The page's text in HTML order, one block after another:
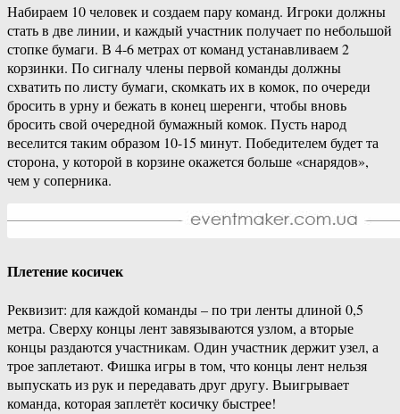
Набираем 10 человек и создаем пару команд. Игроки должны
стать в две линии, и каждый участник получает по небольшой
стопке бумаги. В 4-6 метрах от команд устанавливаем 2
корзинки. По сигналу члены первой команды должны
схватить по листу бумаги, скомкать их в комок, по очереди
бросить в урну и бежать в конец шеренги, чтобы вновь
бросить свой очередной бумажный комок. Пусть народ
веселится таким образом 10-15 минут. Победителем будет та
сторона, у которой в корзине окажется больше «снарядов»,
чем у соперника.
Плетение косичек
Реквизит: для каждой команды – по три ленты длиной 0,5
метра. Сверху концы лент завязываются узлом, а вторые
концы раздаются участникам. Один участник держит узел, а
трое заплетают. Фишка игры в том, что концы лент нельзя
выпускать из рук и передавать друг другу. Выигрывает
команда, которая заплетёт косичку быстрее!